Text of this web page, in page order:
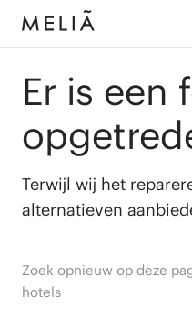
Er is een
Terwijl wij het
alternatieven
Zoek opnieuw op deze
hotels